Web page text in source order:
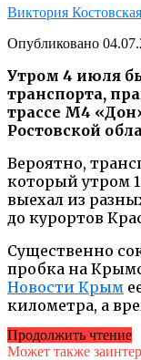
Виктория Костовская
Опубликовано
Утром 4 июля
транспорта,
трассе М4
Ростовской
Вероятно,
который утром
выехал из
до курортов
Существенно
пробка на
Новости Крым
километра, а
Продолжить чтение
Может также